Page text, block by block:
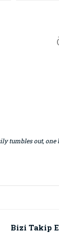
out, one
Bizi Takip